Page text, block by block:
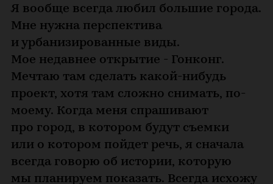
Я вообще всегда любил большие города.
Мне нужна перспектива
и урбанизированные виды.
Мое недавнее открытие - Гонконг.
Мечтаю там сделать какой-нибудь
проект, хотя там сложно снимать, по-
моему. Когда меня спрашивают
про город, в котором будут съемки
или о котором пойдет речь, я сначала
всегда говорю об истории, которую
мы планируем показать. Всегда исхожу